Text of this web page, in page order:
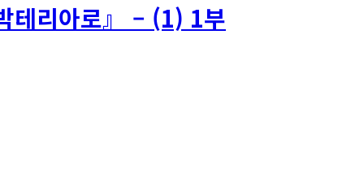
테리아로』 – (1) 1부